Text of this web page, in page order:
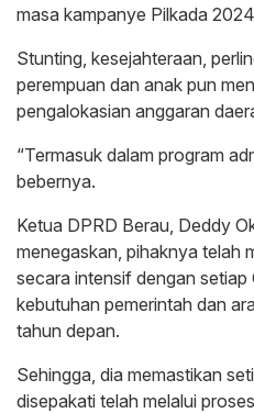
masa kampanye Pilkada
Stunting, kesejahteraan,
perempuan dan anak pun
pengalokasian anggaran
“Termasuk dalam program
bebernya.
Ketua DPRD Berau, Deddy
menegaskan, pihaknya telah
secara intensif dengan
kebutuhan pemerintah dan
tahun depan.
Sehingga, dia memastikan
disepakati telah melalui